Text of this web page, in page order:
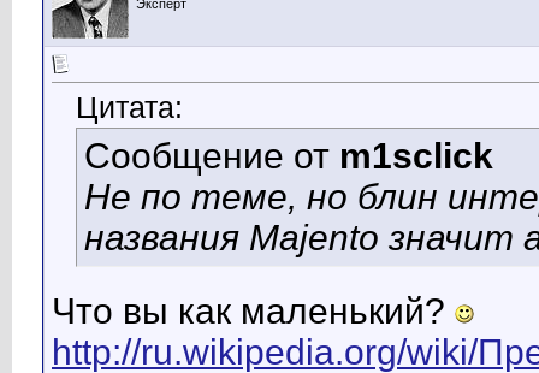
Эксперт
Цитата:
Сообщение от m1sclick
Не по теме, но блин
названия Majento значит
Что вы как маленький?
http://ru.wikipedia.org/wiki/